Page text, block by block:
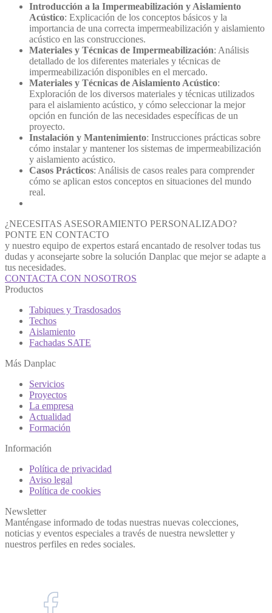
Introducción a la Impermeabilización y Aislamiento
Acústico: Explicación de los conceptos básicos y la
importancia de una correcta impermeabilización y aislamiento
acústico en las construcciones.
Materiales y Técnicas de Impermeabilización: Análisis
detallado de los diferentes materiales y técnicas de
impermeabilización disponibles en el mercado.
Materiales y Técnicas de Aislamiento Acústico:
Exploración de los diversos materiales y técnicas utilizados
para el aislamiento acústico, y cómo seleccionar la mejor
opción en función de las necesidades específicas de un
proyecto.
Instalación y Mantenimiento: Instrucciones prácticas sobre
cómo instalar y mantener los sistemas de impermeabilización
y aislamiento acústico.
Casos Prácticos: Análisis de casos reales para comprender
cómo se aplican estos conceptos en situaciones del mundo
real.
¿NECESITAS ASESORAMIENTO PERSONALIZADO?
PONTE EN CONTACTO
y nuestro equipo de expertos estará encantado de resolver todas tus
dudas y aconsejarte sobre la solución Danplac que mejor se adapte a
tus necesidades.
CONTACTA CON NOSOTROS
Productos
Tabiques y Trasdosados
Techos
Aislamiento
Fachadas SATE
Más Danplac
Servicios
Proyectos
La empresa
Actualidad
Formación
Información
Política de privacidad
Aviso legal
Política de cookies
Newsletter
Manténgase informado de todas nuestras nuevas colecciones,
noticias y eventos especiales a través de nuestra newsletter y
nuestros perfiles en redes sociales.